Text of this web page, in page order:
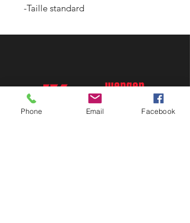
-Taille standard
Phone Email Facebook